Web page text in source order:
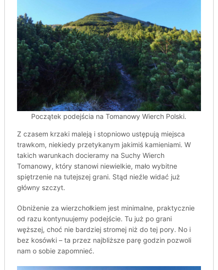
Początek podejścia na Tomanowy Wierch Polski.
Z czasem krzaki maleją i stopniowo ustępują miejsca
trawkom, niekiedy przetykanym jakimiś kamieniami. W
takich warunkach docieramy na Suchy Wierch
Tomanowy, który stanowi niewielkie, mało wybitne
spiętrzenie na tutejszej grani. Stąd nieźle widać już
główny szczyt.
Obniżenie za wierzchołkiem jest minimalne, praktycznie
od razu kontynuujemy podejście. Tu już po grani
węższej, choć nie bardziej stromej niż do tej pory. No i
bez kosówki – ta przez najbliższe parę godzin pozwoli
nam o sobie zapomnieć.